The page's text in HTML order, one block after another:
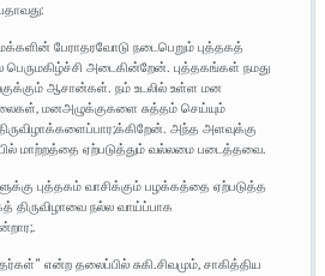
பேராதரவோடு நடைபெறும் புத்தகத்
பெருமகிழ்ச்சி அடைகின்றேன். புத்தகங்கள் நமது
ஆசான்கள். நம் உடலில் உள்ள மன
மனஅழுக்குகளை சுத்தம் செய்யும்
அந்த அளவுக்கு
மாற்றத்தை ஏற்படுத்தும் வல்லமை படைத்தவை.
புத்தகம் வாசிக்கும் பழக்கத்தை ஏற்படுத்த
திருவிழாவை நல்ல வாய்ப்பாக
என்ற தலைப்பில் சுகி.சிவமும், சாகித்திய